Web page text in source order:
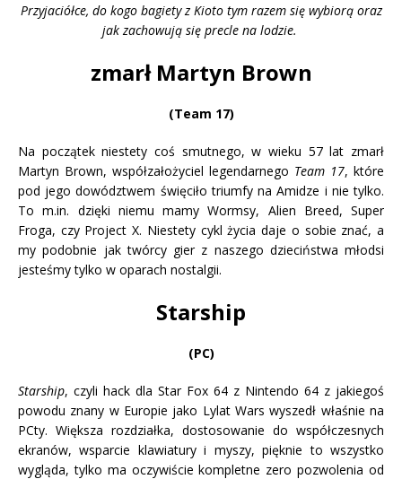
Przyjaciółce, do kogo bagiety z Kioto tym razem się wybiorą oraz
jak zachowują się precle na lodzie.
zmarł Martyn Brown
(Team 17)
Na początek niestety coś smutnego, w wieku 57 lat zmarł
Martyn Brown, współzałożyciel legendarnego Team 17, które
pod jego dowództwem święciło triumfy na Amidze i nie tylko.
To m.in. dzięki niemu mamy Wormsy, Alien Breed, Super
Froga, czy Project X. Niestety cykl życia daje o sobie znać, a
my podobnie jak twórcy gier z naszego dzieciństwa młodsi
jesteśmy tylko w oparach nostalgii.
Starship
(PC)
Starship, czyli hack dla Star Fox 64 z Nintendo 64 z jakiegoś
powodu znany w Europie jako Lylat Wars wyszedł właśnie na
PCty. Większa rozdziałka, dostosowanie do współczesnych
ekranów, wsparcie klawiatury i myszy, pięknie to wszystko
wygląda, tylko ma oczywiście kompletne zero pozwolenia od